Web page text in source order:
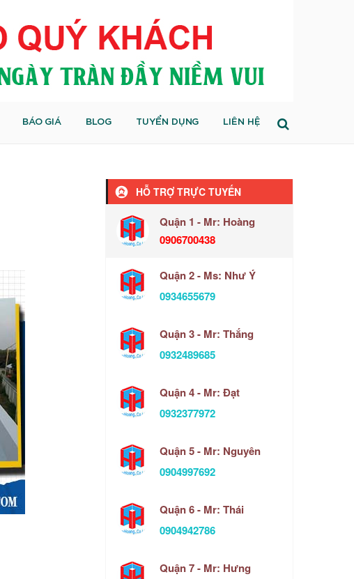
BÁO GIÁ BLOG TUYỂN DỤNG LIÊN HỆ
HỖ TRỢ TRỰC TUYẾN
Quận 1 - Mr: Hoàng
0906700438
Quận 2 - Ms: Như Ý
0934655679
Quận 3 - Mr: Thắng
0932489685
Quận 4 - Mr: Đạt
0932377972
Quận 5 - Mr: Nguyên
0904997692
Quận 6 - Mr: Thái
0904942786
Quận 7 - Mr: Hưng